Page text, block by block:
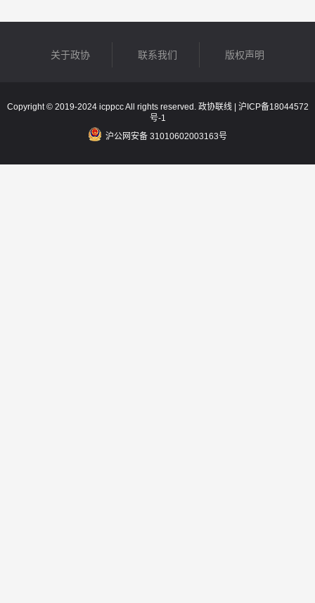
关于政协 联系我们 版权声明
Copyright © 2019-2024 icppcc All rights reserved. 政协联线 | 沪ICP备18044572
号-1
沪公网安备 31010602003163号